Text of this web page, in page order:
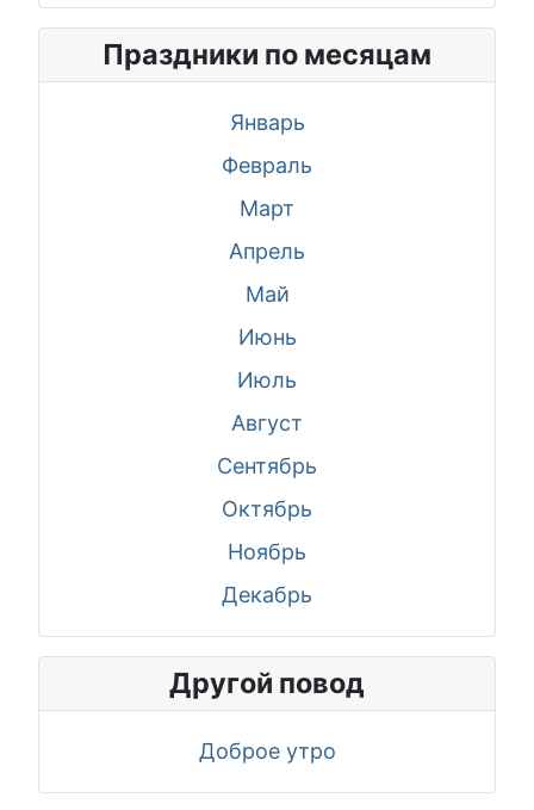
Праздники по месяцам
Январь
Февраль
Март
Апрель
Май
Июнь
Июль
Август
Сентябрь
Октябрь
Ноябрь
Декабрь
Другой повод
Доброе утро